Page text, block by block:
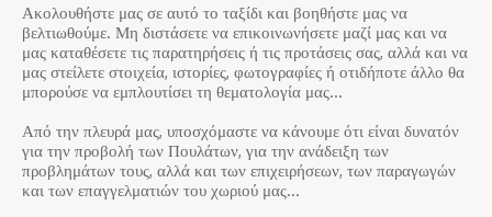
Ακολουθήστε μας σε αυτό το ταξίδι και βοηθήστε μας να
βελτιωθούμε. Μη διστάσετε να επικοινωνήσετε μαζί μας και να
μας καταθέσετε τις παρατηρήσεις ή τις προτάσεις σας, αλλά και να
μας στείλετε στοιχεία, ιστορίες, φωτογραφίες ή οτιδήποτε άλλο θα
μπορούσε να εμπλουτίσει τη θεματολογία μας…
Από την πλευρά μας, υποσχόμαστε να κάνουμε ότι είναι δυνατόν
για την προβολή των Πουλάτων, για την ανάδειξη των
προβλημάτων τους, αλλά και των επιχειρήσεων, των παραγωγών
και των επαγγελματιών του χωριού μας…